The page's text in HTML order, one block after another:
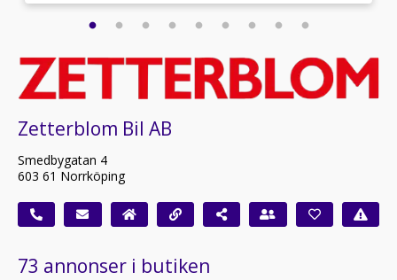
Zetterblom Bil AB
Smedbygatan 4
603 61 Norrköping
73 annonser i butiken